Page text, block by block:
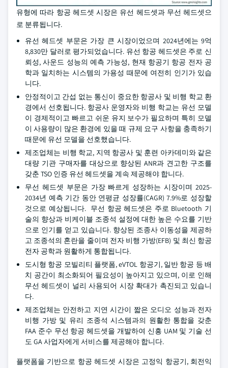
유형에 따라 항공 헤드셋 시장은 유선 헤드셋과 무선 헤드셋으
로 분류됩니다.
유선 헤드셋 부문은 가장 큰 시장이었으며 2024년에는 9억
8,830만 달러로 평가되었습니다. 유선 항공 헤드셋은 주로 신
뢰성, 사운드 성능의 예측 가능성, 현재 항공기 항공 전자 공
학과 일치하는 시스템의 가용성 때문에 여전히 인기가 있습
니다.
안정적이고 간섭 없는 통신이 중요한 항공사 및 비행 학교 환
경에서 선호됩니다. 항공사 운영자와 비행 학교는 유선 모델
이 경제적이고 빠르고 쉬운 유지 보수가 필요하며 특히 모델
이 사용량이 많은 환경에 있을 때 규제 요구 사항을 충족하기
때문에 유선 모델을 선호했습니다.
제조업체는 비행 학교, 지역 항공사 및 훈련 아카데미와 같은
대량 기관 구매자를 대상으로 향상된 ANR과 견고한 구조를
갖춘 TSO 인증 유선 헤드셋을 계속 제공해야 합니다.
무선 헤드셋 부문은 가장 빠르게 성장하는 시장이며 2025-
2034년 예측 기간 동안 연평균 성장률(CAGR) 7.9%로 성장할
것으로 예상됩니다. 무선 항공 헤드셋은 주로 Bluetooth 기
술의 향상과 비케이블 조종석 설정에 대한 높은 수요를 기반
으로 인기를 얻고 있습니다. 향상된 조종사 이동성을 제공하
고 조종석의 혼란을 줄이며 전자 비행 가방(EFB) 및 최신 항공
전자 공학과 원활하게 통합됩니다.
도시형 항공 모빌리티 플랫폼, eVTOL 항공기, 일반 항공 등 배
치 공간이 최소화되어 필요성이 높아지고 있으며, 이로 인해
무선 헤드셋이 널리 사용되어 시장 확대가 촉진되고 있습니
다.
제조업체는 안전하고 지연 시간이 짧은 오디오 성능과 전자
비행 가방 및 유리 조종석 시스템과의 원활한 통합을 갖춘
FAA 준수 무선 항공 헤드셋을 개발하여 신흥 UAM 및 기술 선
도 GA 사업자에게 서비스를 제공해야 합니다.
플랫폼을 기반으로 항공 헤드셋 시장은 고정익 항공기, 회전익